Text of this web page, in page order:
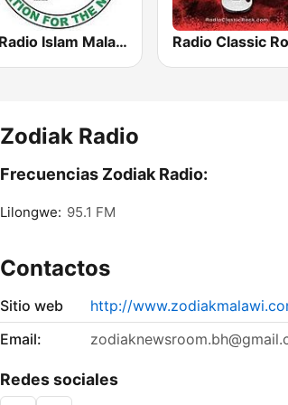
Radio Islam Malawi
Zodiak Radio
Frecuencias Zodiak Radio:
Lilongwe: 95.1 FM
Contactos
Sitio web
http://
Email:
Redes sociales